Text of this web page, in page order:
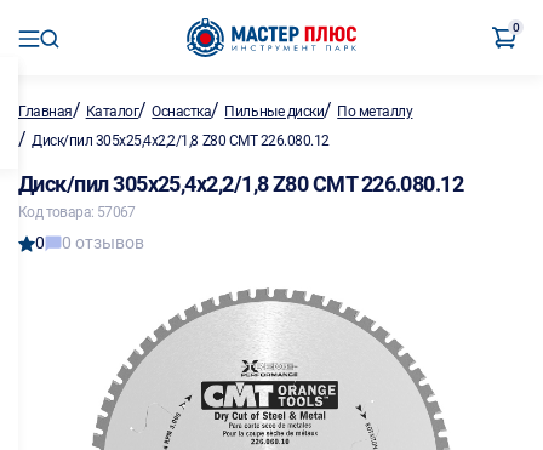
0
Главная/ Каталог/Оснастка/ Пильные диски/ По металлу
/ Диск/пил 305х25,4х2,2/1,8 Z80 CMT 226.080.12
Диск/пил 305х25,4х2,2/1,8 Z80 CMT 226.080.12
Код товара: 57067
0 0 отзывов